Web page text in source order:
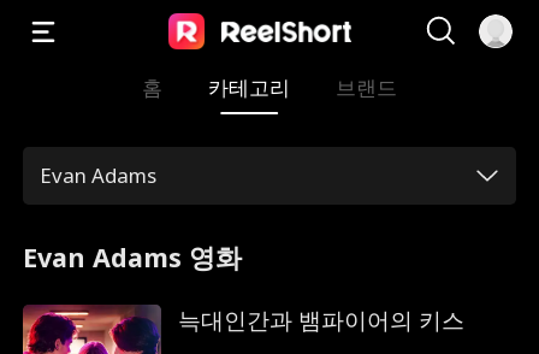
홈 카테고리 브랜드
Evan Adams
Evan Adams 영화
늑대인간과 뱀파이어의 키스